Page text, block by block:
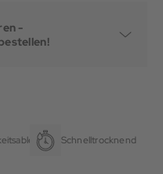
-
Schnelltrocknend